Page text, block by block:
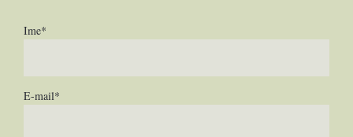
Ime*
E-mail*